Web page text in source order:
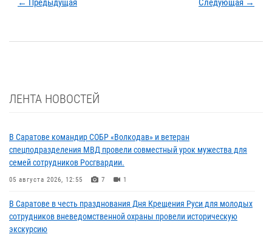
← Предыдущая Следующая →
ЛЕНТА НОВОСТЕЙ
В Саратове командир СОБР «Волкодав» и ветеран
спецподразделения МВД провели совместный урок мужества для
семей сотрудников Росгвардии.
05 августа 2026, 12:55 7 1
В Саратове в честь празднования Дня Крещения Руси для молодых
сотрудников вневедомственной охраны провели историческую
экскурсию